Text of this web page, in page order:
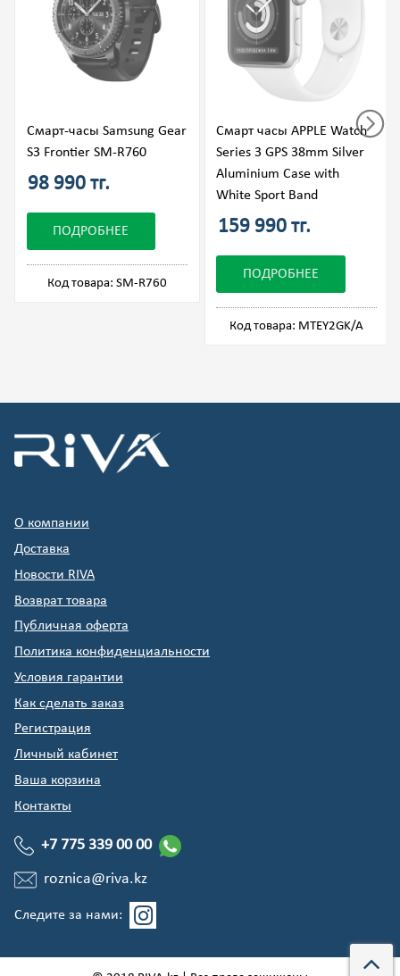
Cмарт-часы Samsung Gear
S3 Frontier SM-R760
98 990 тг.
ПОДРОБНЕЕ
Код товара: SM-R760
Смарт часы APPLE Watch
Series 3 GPS 38mm Silver
Aluminium Case with
White Sport Band
159 990 тг.
ПОДРОБНЕЕ
Код товара: MTEY2GK/A
О компании
Доставка
Новости RIVA
Возврат товара
Публичная оферта
Политика конфиденциальности
Условия гарантии
Как сделать заказ
Регистрация
Личный кабинет
Ваша корзина
Контакты
+7 775 339 00 00
roznica@riva.kz
Следите за нами: